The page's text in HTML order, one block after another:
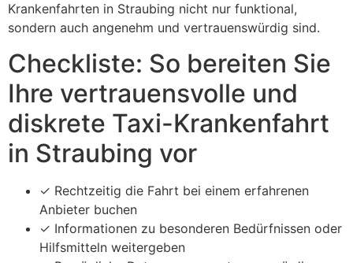
Krankenfahrten in Straubing nicht nur funktional,
sondern auch angenehm und vertrauenswürdig sind.
Checkliste: So bereiten Sie
Ihre vertrauensvolle und
diskrete Taxi-Krankenfahrt
in Straubing vor
✓ Rechtzeitig die Fahrt bei einem erfahrenen
Anbieter buchen
✓ Informationen zu besonderen Bedürfnissen oder
Hilfsmitteln weitergeben